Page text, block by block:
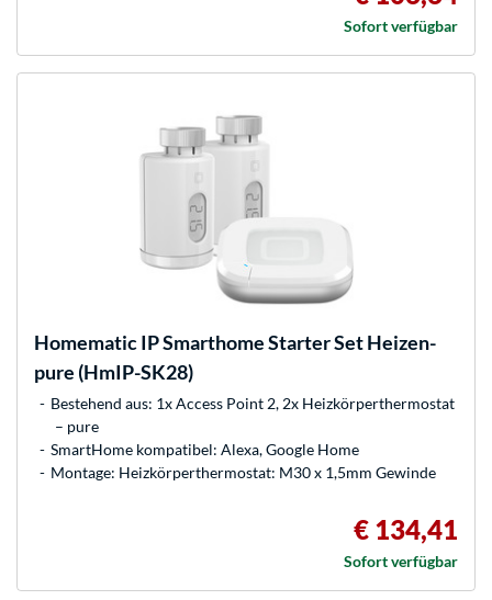
Sofort verfügbar
Homematic IPSmarthome Starter Set Heizen-
pure (HmIP-SK28)
Bestehend aus: 1x Access Point 2, 2x Heizkörperthermostat
– pure
SmartHome kompatibel: Alexa, Google Home
Montage: Heizkörperthermostat: M30 x 1,5mm Gewinde
€ 134,41
Sofort verfügbar